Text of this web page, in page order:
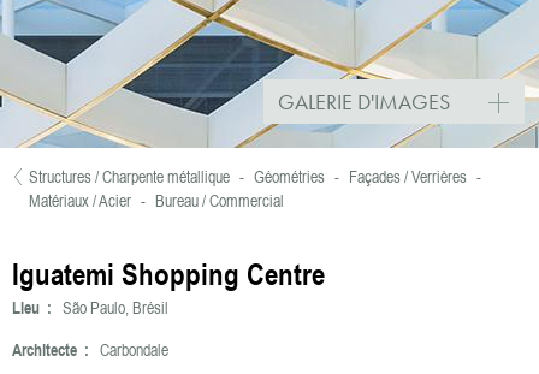
GALERIE D'IMAGES
Vous êtes ici
Structures / Charpente métallique - Géométries - Façades / Verrières -
Matériaux / Acier - Bureau / Commercial
Iguatemi Shopping Centre
Lieu : São Paulo, Brésil
Architecte : Carbondale